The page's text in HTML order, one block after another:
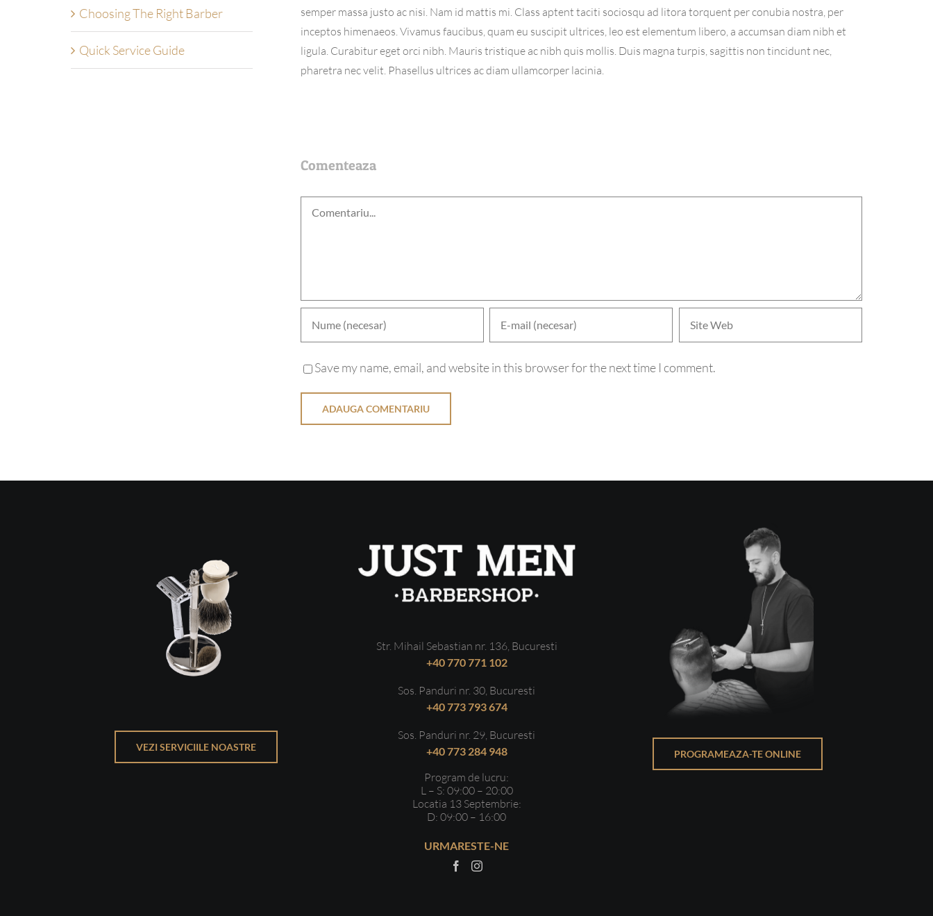
semper massa justo ac nisi. Nam id mattis mi. Class aptent taciti sociosqu ad litora torquent per conubia nostra, per
inceptos himenaeos. Vivamus faucibus, quam eu suscipit ultrices, leo est elementum libero, a accumsan diam nibh et
ligula. Curabitur eget orci nibh. Mauris tristique ac nibh quis mollis. Duis magna turpis, sagittis non tincidunt nec,
pharetra nec velit. Phasellus ultrices ac diam ullamcorper lacinia.
Comenteaza
Comment
Save my name, email, and website in this browser for the next time I comment.
Choosing The Right Barber
Quick Service Guide
VEZI SERVICIILE NOASTRE
Str. Mihail Sebastian nr. 136, Bucuresti
+40 770 771 102
Sos. Panduri nr. 30, Bucuresti
+40 773 793 674
Sos. Panduri nr. 29, Bucuresti
+40 773 284 948
Program de lucru:
L – S: 09:00 – 20:00
Locatia 13 Septembrie:
D: 09:00 – 16:00
URMARESTE-NE
PROGRAMEAZA-TE ONLINE